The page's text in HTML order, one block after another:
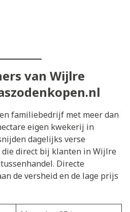
van Wijlre
familiebedrijf met meer dan
eigen kwekerij in
dagelijks verse
die direct bij klanten in Wijlre
Directe
de versheid en de lage prijs